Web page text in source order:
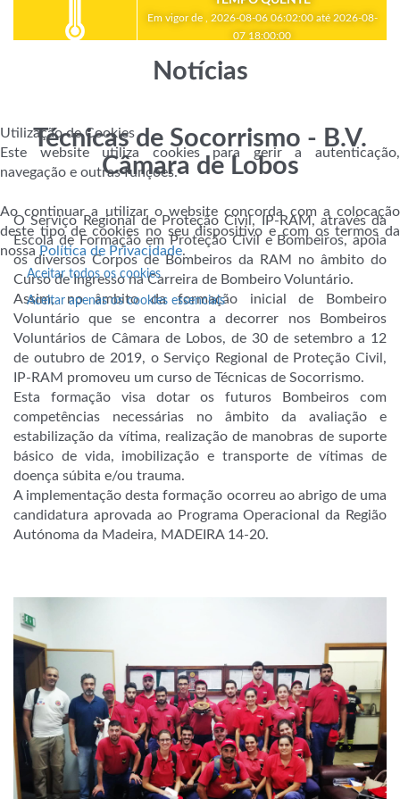
Em vigor de , 2026-08-06 06:02:00 até 2026-08-
07 18:00:00
Notícias
Técnicas de Socorrismo - B.V.
Câmara de Lobos
O Serviço Regional de Proteção Civil, IP-RAM, através da
Escola de Formação em Proteção Civil e Bombeiros, apoia
os diversos Corpos de Bombeiros da RAM no âmbito do
Curso de Ingresso na Carreira de Bombeiro Voluntário.
Assim, no âmbito da formação inicial de Bombeiro
Voluntário que se encontra a decorrer nos Bombeiros
Voluntários de Câmara de Lobos, de 30 de setembro a 12
de outubro de 2019, o Serviço Regional de Proteção Civil,
IP-RAM promoveu um curso de Técnicas de Socorrismo.
Esta formação visa dotar os futuros Bombeiros com
competências necessárias no âmbito da avaliação e
estabilização da vítima, realização de manobras de suporte
básico de vida, imobilização e transporte de vítimas de
doença súbita e/ou trauma.
A implementação desta formação ocorreu ao abrigo de uma
candidatura aprovada ao Programa Operacional da Região
Autónoma da Madeira, MADEIRA 14-20.
Utilização de Cookies
Este website utiliza cookies para gerir a autenticação,
navegação e outras funções.
Ao continuar a utilizar o website concorda com a colocação
deste tipo de cookies no seu dispositivo e com os termos da
nossa Política de Privacidade.
Aceitar todos os cookies
Aceitar apenas os cookies essenciais